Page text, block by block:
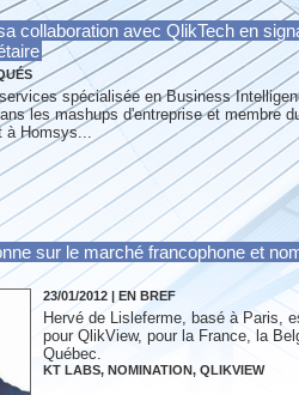
collaboration avec QlikTech en
spécialisée en Business
les mashups d'entreprise et membre
à Homsys...
sur le marché francophone et
23/01/2012 | EN BREF
Hervé de Lisleferme, basé à Paris,
pour QlikView, pour la France, la
Québec.
KT LABS, NOMINATION, QLIKVIEW